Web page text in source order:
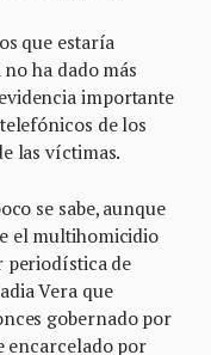
que estaría
ha dado más
importante
de los
las víctimas.
se sabe, aunque
el multihomicidio
periodística de
Vera que
gobernado por
encarcelado por